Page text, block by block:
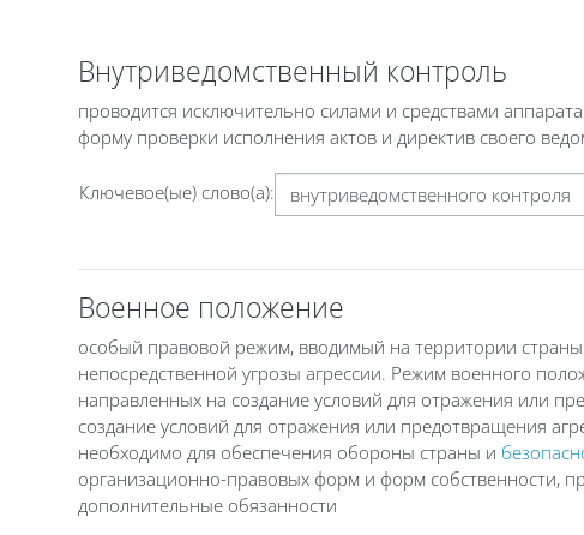
Внутриведомственный контроль
проводится исключительно силами и средствами аппарата
форму проверки исполнения актов и директив своего
Ключевое(ые) слово(а):
Военное положение
особый правовой режим, вводимый на территории
непосредственной угрозы агрессии. Режим военного
направленных на создание условий для отражения или
создание условий для отражения или предотвращения
необходимо для обеспечения обороны страны и
организационно-правовых форм и форм собственности,
дополнительные обязанности